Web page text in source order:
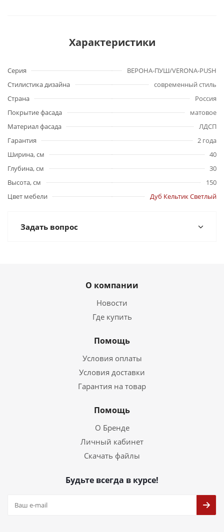
Характеристики
Серия
ВЕРОНА-ПУШ/VERONA-PUSH
Стилистика дизайна
современный стиль
Страна
Россия
Покрытие фасада
матовое
Материал фасада
ЛДСП
Гарантия
2 года
Ширина, см
40
Глубина, см
30
Высота, см
150
Цвет мебели
Дуб Кельтик Светлый
Задать вопрос
О компании
Новости
Где купить
Помощь
Условия оплаты
Условия доставки
Гарантия на товар
Помощь
О Бренде
Личный кабинет
Скачать файлы
Будьте всегда в курсе!